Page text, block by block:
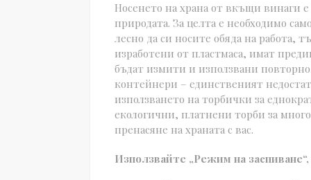
Носенето на храна от вкъщи винаги
природата. За целта е необходимо
лесно да си носите обяда на работа,
изработени от пластмаса, имат
бъдат измити и използвани
контейнери – единственият
използването на торбички за
екологични, платнени торби за
пренасяне на храната с вас.
Използвайте „Режим на